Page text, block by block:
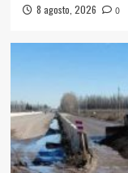
8 agosto, 2026 0